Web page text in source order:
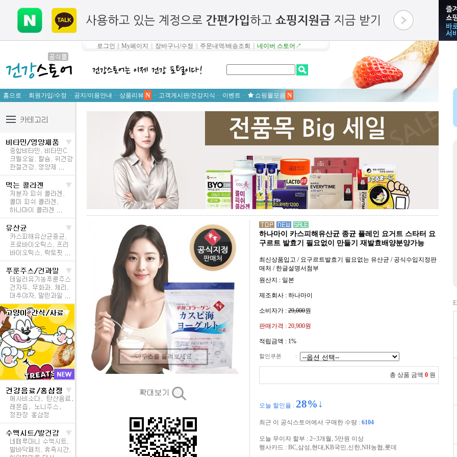
로그인 My페이지 장바구니/수정 주문내역/배송조회 네이버 스토어↗
홈으로 ·· 회원가입/수정 ·· 공지/이용안내 ·· 상품리뷰 N ·· 고객게시판/건강지식 ·· 이벤트 ·· 쇼핑몰모음 N
마우스를 올려보세요
하나마이 카스피해유산균 종균 플레인 요거트 스타터 요
구르트 발효기 필요없이 만들기 재발효배양분양가능
최신상품입고 / 요구르트발효기 필요없는 유산균 / 공식수입지정판
매처 / 한글설명서첨부
원산지 : 일본
제조회사 : 하나마이
소비자가 : 29,000원
판매가격 : 20,900원
적립금액 : 1%
할인쿠폰 :
총 상품 금액 0 원
오늘 할인율 : 28%↓
최근 이 공식스토어에서 구매한 수량 : 6104
오늘 무이자 할부 : 2~3개월, 5만원 이상
행사카드 : BC,삼성,현대,KB국민,신한,NH농협,롯데